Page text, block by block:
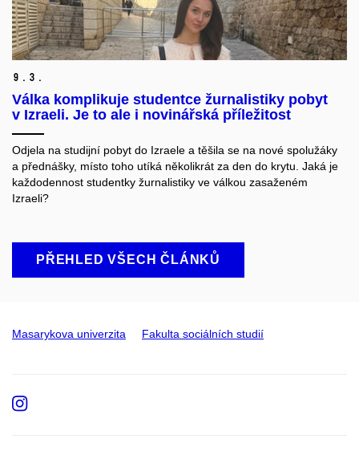
9. 3.
Válka komplikuje studentce žurnalistiky pobyt
v Izraeli. Je to ale i novinářská příležitost
Odjela na studijní pobyt do Izraele a těšila se na nové spolužáky
a přednášky, místo toho utíká několikrát za den do krytu. Jaká je
každodennost studentky žurnalistiky ve válkou zasaženém
Izraeli?
PŘEHLED VŠECH ČLÁNKŮ
Masarykova univerzita Fakulta sociálních studií
Instagram